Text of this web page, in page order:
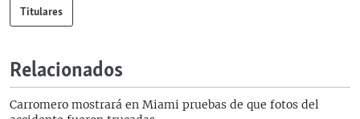
Titulares
Relacionados
Carromero mostrará en Miami pruebas de que fotos del